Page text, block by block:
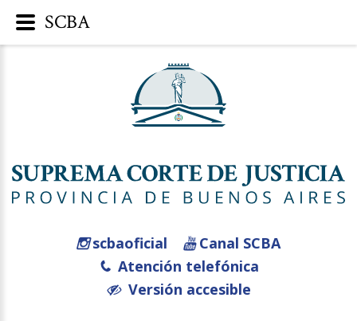
scbaoficial
Canal SCBA
Atención telefónica
Versión accesible
SCBA